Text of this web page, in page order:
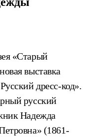
«Старый
выставка
дресс-код».
русский
Надежда
(1861-